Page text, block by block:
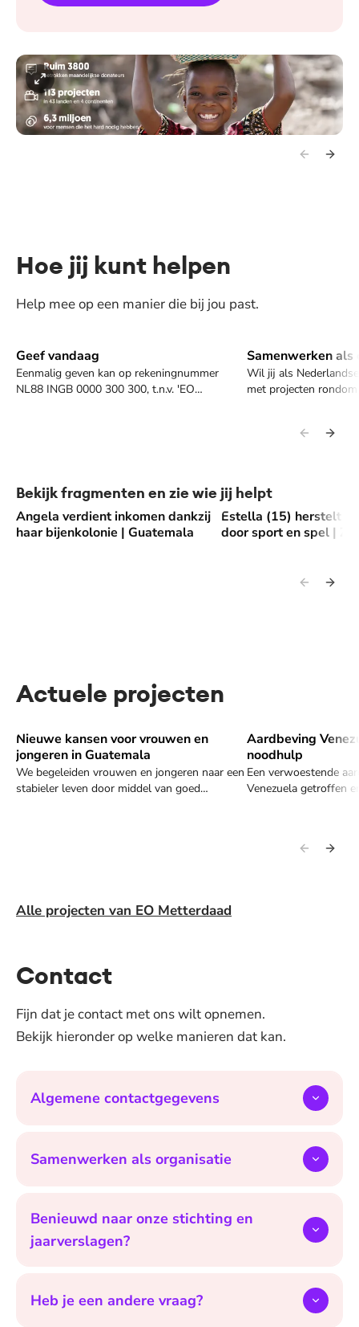
Hoe jij kunt helpen
Help mee op een manier die bij jou past.
Geef vandaag
Eenmalig geven kan op rekeningnummer
NL88 INGB 0000 300 300, t.n.v. 'EO
Geef vandaag Samenwerken als
Wil jij als
met projecten
Samenwerken als
Bekijk fragmenten en zie wie jij helpt
Angela verdient inkomen dankzij
haar bijenkolonie | Guatemala
Angela verdient inkomen dankzij haar bijenkolonie |
Estella (15) herstelt
door sport en spel |
Estella (15) herstelt
Actuele projecten
Nieuwe kansen voor vrouwen en
jongeren in Guatemala
We begeleiden vrouwen en jongeren naar een
stabieler leven door middel van goed
Ontdek hoe jij kunt helpen
Aardbeving
noodhulp
Een verwoestende
Venezuela getroffen
Ontdek hoe jij kunt
Alle projecten van EO Metterdaad
Contact
Fijn dat je contact met ons wilt opnemen.
Bekijk hieronder op welke manieren dat kan.
Algemene contactgegevens
Samenwerken als organisatie
Benieuwd naar onze stichting en
jaarverslagen?
Heb je een andere vraag?